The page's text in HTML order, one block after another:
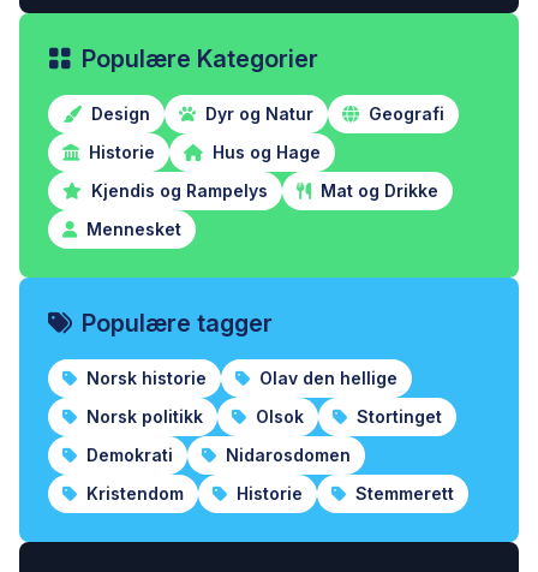
Populære Kategorier
Design Dyr og Natur
Geografi
Historie
Hus og Hage
Kjendis og Rampelys
Mat og Drikke
Mennesket
Populære tagger
Norsk historie
Olav den hellige
Norsk politikk
Olsok
Stortinget
Demokrati
Nidarosdomen
Kristendom
Historie Stemmerett